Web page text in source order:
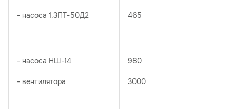
- насоса 1.3ПТ-50Д2 465
- насоса НШ-14 980
- вентилятора 3000